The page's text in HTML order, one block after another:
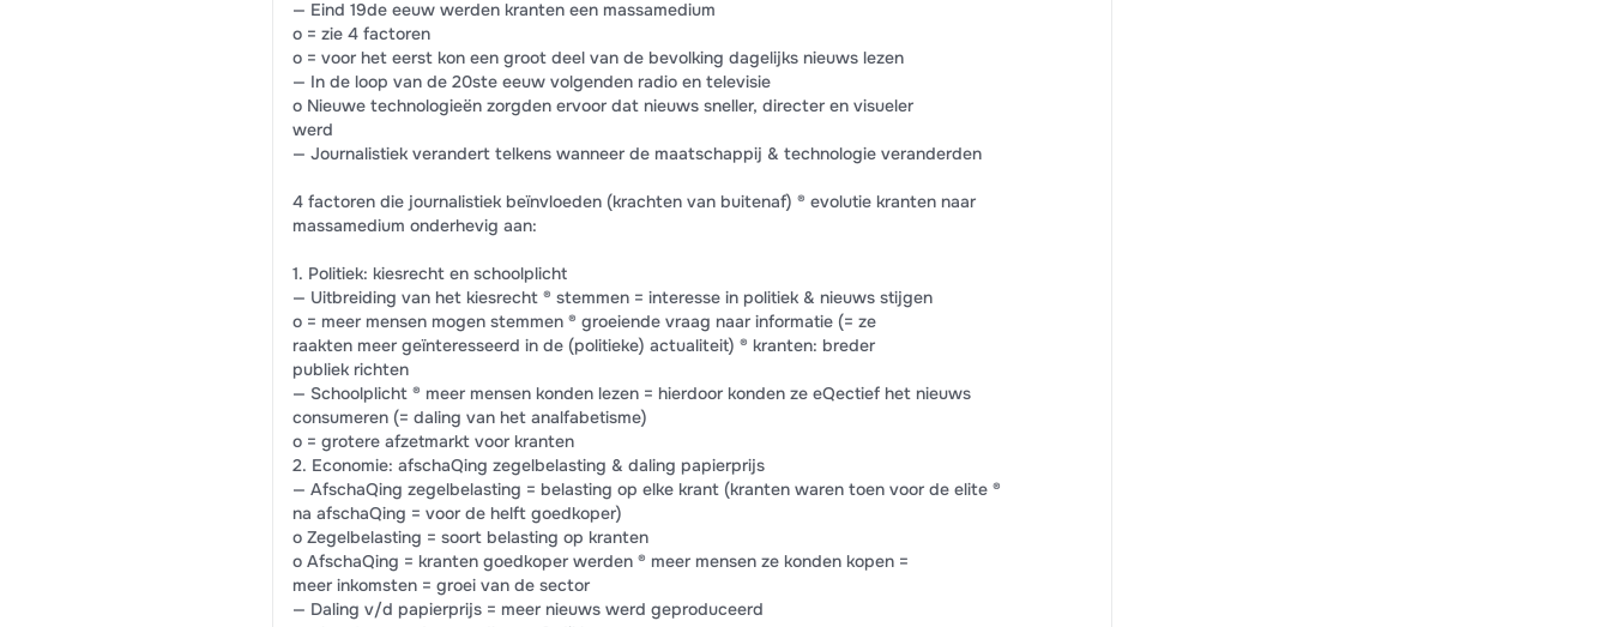
— Eind 19de eeuw werden kranten een massamedium
o = zie 4 factoren
o = voor het eerst kon een groot deel van de bevolking dagelijks nieuws lezen
— In de loop van de 20ste eeuw volgenden radio en televisie
o Nieuwe technologieën zorgden ervoor dat nieuws sneller, directer en visueler
werd
— Journalistiek verandert telkens wanneer de maatschappij & technologie veranderden
4 factoren die journalistiek beïnvloeden (krachten van buitenaf) ® evolutie kranten naar
massamedium onderhevig aan:
1. Politiek: kiesrecht en schoolplicht
— Uitbreiding van het kiesrecht ® stemmen = interesse in politiek & nieuws stijgen
o = meer mensen mogen stemmen ® groeiende vraag naar informatie (= ze
raakten meer geïnteresseerd in de (politieke) actualiteit) ® kranten: breder
publiek richten
— Schoolplicht ® meer mensen konden lezen = hierdoor konden ze eQectief het nieuws
consumeren (= daling van het analfabetisme)
o = grotere afzetmarkt voor kranten
2. Economie: afschaQing zegelbelasting & daling papierprijs
— AfschaQing zegelbelasting = belasting op elke krant (kranten waren toen voor de elite ®
na afschaQing = voor de helft goedkoper)
o Zegelbelasting = soort belasting op kranten
o AfschaQing = kranten goedkoper werden ® meer mensen ze konden kopen =
meer inkomsten = groei van de sector
— Daling v/d papierprijs = meer nieuws werd geproduceerd